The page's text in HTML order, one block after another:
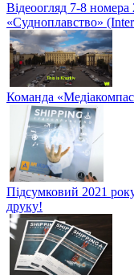
Відеоогляд 7-8
«Судноплавство»
Команда
Підсумковий 2021
друку!